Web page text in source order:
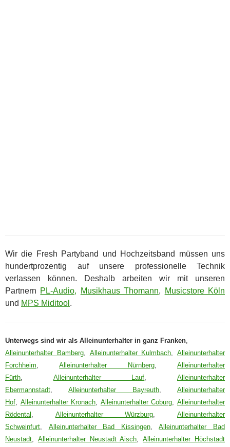
Wir die Fresh Partyband und Hochzeitsband müssen uns
hundertprozentig auf unsere professionelle Technik
verlassen können. Deshalb arbeiten wir mit unseren
Partnern PL-Audio, Musikhaus Thomann,
Musicstore Köln
und MPS Miditool .
Unterwegs sind wir als Alleinunterhalter in ganz Franken,
Alleinunterhalter Bamberg, Alleinunterhalter Kulmbach, Alleinunterhalter
Forchheim,Alleinunterhalter Nürnberg,Alleinunterhalter
Fürth, Alleinunterhalter Lauf,Alleinunterhalter
Ebermannstadt,Alleinunterhalter Bayreuth,Alleinunterhalter
Hof, Alleinunterhalter Kronach, Alleinunterhalter Coburg,Alleinunterhalter
Rödental , Alleinunterhalter Würzburg,Alleinunterhalter
Schweinfurt, Alleinunterhalter Bad Kissingen,Alleinunterhalter Bad
Neustadt, Alleinunterhalter Neustadt Aisch,Alleinunterhalter Höchstadt